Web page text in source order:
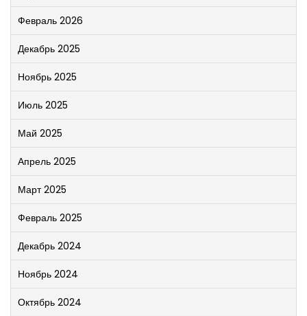
Февраль 2026
Декабрь 2025
Ноябрь 2025
Июль 2025
Май 2025
Апрель 2025
Март 2025
Февраль 2025
Декабрь 2024
Ноябрь 2024
Октябрь 2024